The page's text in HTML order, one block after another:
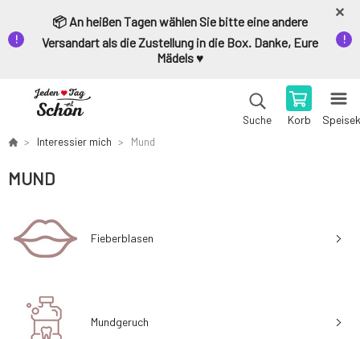
📦 An heißen Tagen wählen Sie bitte eine andere
Versandart als die Zustellung in die Box. Danke, Eure
Mädels ♥️
Suche Korb
Interessier mich Mund
MUND
Fieberblasen
Mundgeruch